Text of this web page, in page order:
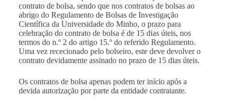
contrato de bolsa, sendo que nos contratos de bolsas ao
abrigo do Regulamento de Bolsas de Investigação
Científica da Universidade do Minho, o prazo para
celebração do contrato de bolsa é de 15 dias úteis, nos
termos do n.º 2 do artigo 15.º do referido Regulamento.
Uma vez rececionado pelo bolseiro, este deve devolver o
contrato devidamente assinado no prazo de 15 dias úteis.
Os contratos de bolsa apenas podem ter início após a
devida autorização por parte da entidade contratante.